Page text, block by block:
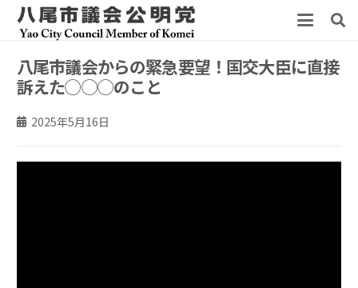
八尾市議会からの緊急要望！国交大臣に直接
訴えた◯◯◯のこと
2025年5月16日